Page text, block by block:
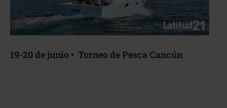
19-20 de junio • Torneo de Pesca Cancún